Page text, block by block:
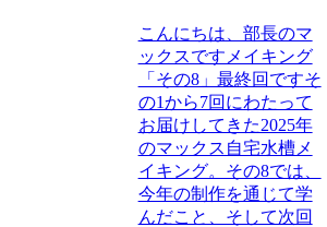
こんにちは、部長のマ
ックスですメイキング
「その8」最終回ですそ
の1から7回にわたって
お届けしてきた2025年
のマックス自宅水槽メ
イキング。その8では、
今年の制作を通じて学
んだこと、そして次回